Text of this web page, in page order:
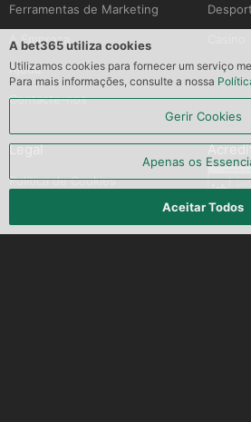
Ferramentas de Marketing
A Empresa
Ajuda
Contacte-nos
Legal
Política de Cookies
Certificado de Estrutura de
A bet365 utiliza cookies
Utilizamos cookies para fornecer um serviço
Para mais informações, consulte a nossa
Gerir Cookies
Apenas os
Aceitar Todos